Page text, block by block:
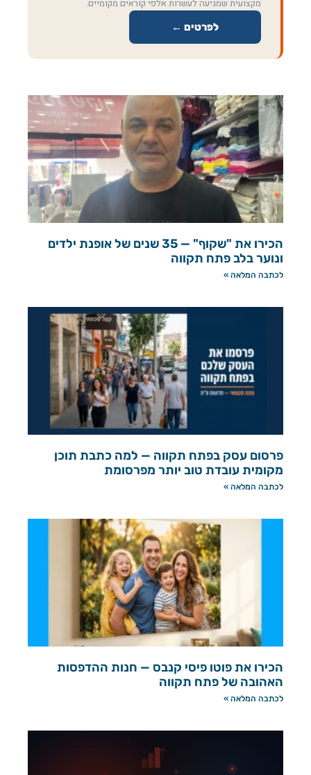
מקצועית שמגיעה לעשרות אלפי קוראים מקומיים.
לפרטים ←
הכירו את "שקוף" — 35 שנים של אופנת ילדים
ונוער בלב פתח תקווה
לכתבה המלאה »
פרסום עסק בפתח תקווה — למה כתבת תוכן
מקומית עובדת טוב יותר מפרסומת
לכתבה המלאה »
הכירו את פוטו פיסי קנבס — חנות ההדפסות
האהובה של פתח תקווה
לכתבה המלאה »